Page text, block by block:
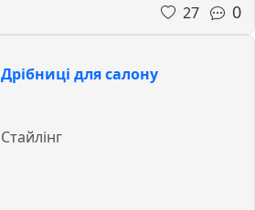
27 0
Дрібниці для салону
Стайлінг